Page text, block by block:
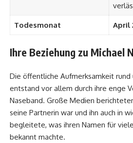
Todesmonat April
Ihre Beziehung zu Michael
Die öffentliche Aufmerksamkeit rund
entstand vor allem durch ihre enge
Naseband. Große Medien
seine Partnerin war und ihn auch in
begleitete, was ihren Namen für
bekannt machte.